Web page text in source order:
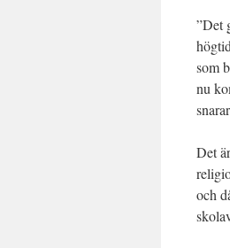
”Det
som
nu
Det
och